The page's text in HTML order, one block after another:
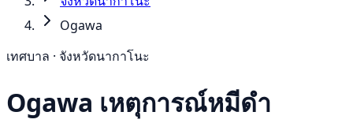
Ogawa
เทศบาล · จังหวัดนากาโนะ
Ogawa เหตุการณ์หมีดำ